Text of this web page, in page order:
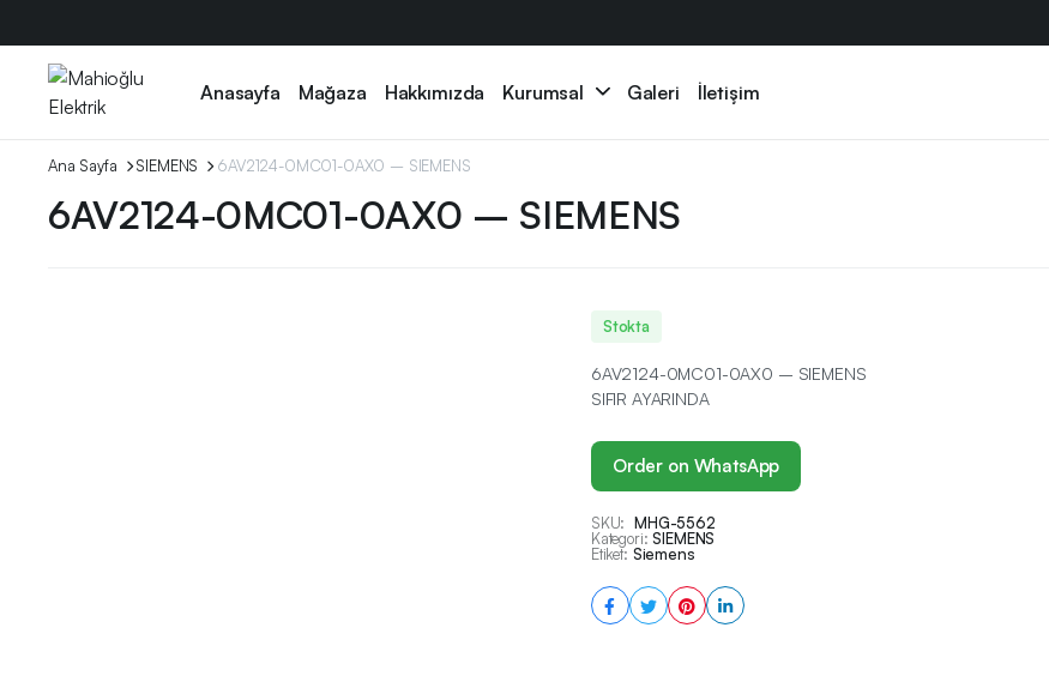
Anasayfa Mağaza Hakkımızda Kurumsal Galeri İletişim
Ana Sayfa SIEMENS 6AV2124-0MC01-0AX0 – SIEMENS
6AV2124-0MC01-0AX0 – SIEMENS
Stokta
6AV2124-0MC01-0AX0 – SIEMENS
SIFIR AYARINDA
Order on WhatsApp
SKU: MHG-5562
Kategori: SIEMENS
Etiket: Siemens